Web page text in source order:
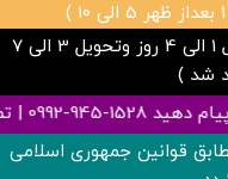
باسلام واحترام ( کلیه محصولات باارسال 1 الی 4 روز وتحویل 3 الی 7
شد )
قوانین جمهوری اسلامی